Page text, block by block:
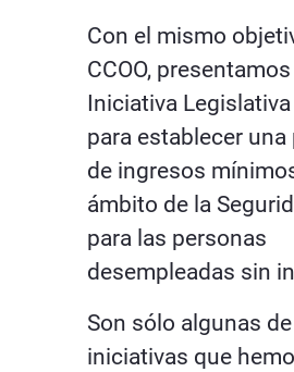
Con el mismo
CCOO,
Iniciativa
para establecer
de ingresos
ámbito de la
para las personas
desempleadas sin
Son sólo algunas
iniciativas que